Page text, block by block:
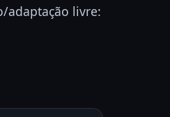
adaptação livre: